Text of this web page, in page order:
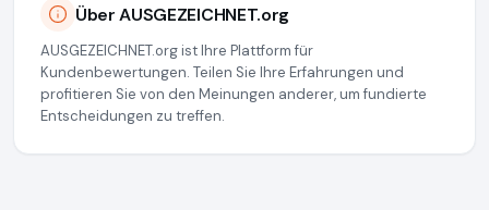
Über AUSGEZEICHNET.org
AUSGEZEICHNET.org ist Ihre Plattform für
Kundenbewertungen. Teilen Sie Ihre Erfahrungen und
profitieren Sie von den Meinungen anderer, um fundierte
Entscheidungen zu treffen.